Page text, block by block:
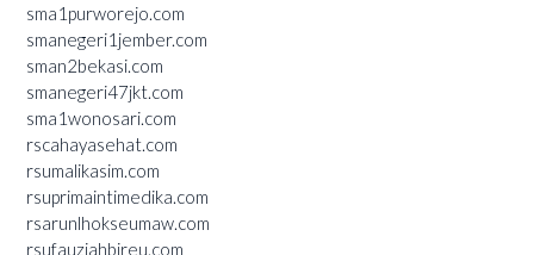
sma1purworejo.com
smanegeri1jember.com
sman2bekasi.com
smanegeri47jkt.com
sma1wonosari.com
rscahayasehat.com
rsumalikasim.com
rsuprimaintimedika.com
rsarunlhokseumaw.com
rsufauziahbireu.com